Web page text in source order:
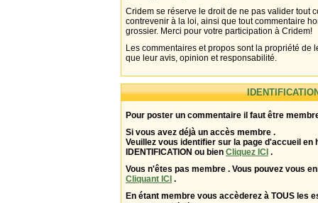
Cridem se réserve le droit de ne pas valider tout
contrevenir à la loi, ainsi que tout commentaire
grossier. Merci pour votre participation à Cridem!
Les commentaires et propos sont la propriété de
que leur avis, opinion et responsabilité.
Pour poster un commentaire il faut être
Si vous avez déjà un accès membre .
Veuillez vous identifier sur la page d'accueil en
IDENTIFICATION ou bien Cliquez ICI .
Vous n'êtes pas membre . Vous pouvez vous
Cliquant ICI .
En étant membre vous accèderez à TOUS les